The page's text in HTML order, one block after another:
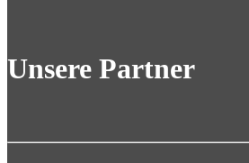
Unsere Partner